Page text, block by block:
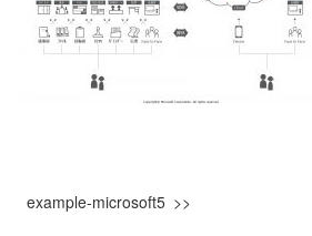
example-microsoft5